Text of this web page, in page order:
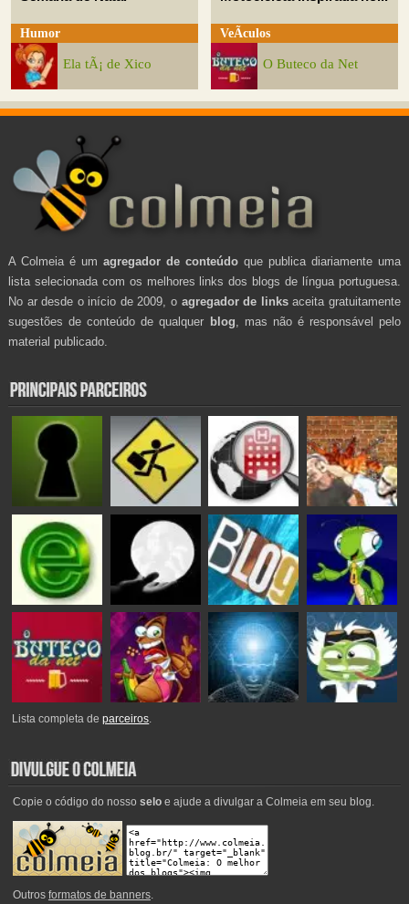
Humor
Ela tÃ¡ de Xico
VeÃ­culos
O Buteco da Net
A Colmeia é um agregador de conteúdo que publica diariamente uma
lista selecionada com os melhores links dos blogs de língua portuguesa.
No ar desde o início de 2009, o agregador de linksaceita gratuitamente
sugestões de conteúdo de qualquer blog , mas não é responsável pelo
material publicado.
Lista completa deparceiros.
Copie o código do nosso seloe ajude a divulgar a Colmeia em seu blog.
Outros formatos de banners.